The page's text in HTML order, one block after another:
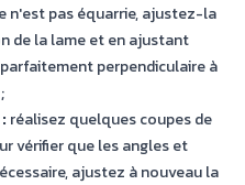
n'est pas équarrie, ajustez-la
de la lame et en ajustant
perpendiculaire à
réalisez quelques coupes de
vérifier que les angles et
ajustez à nouveau la